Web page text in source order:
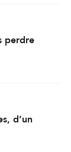
perdre
d’un